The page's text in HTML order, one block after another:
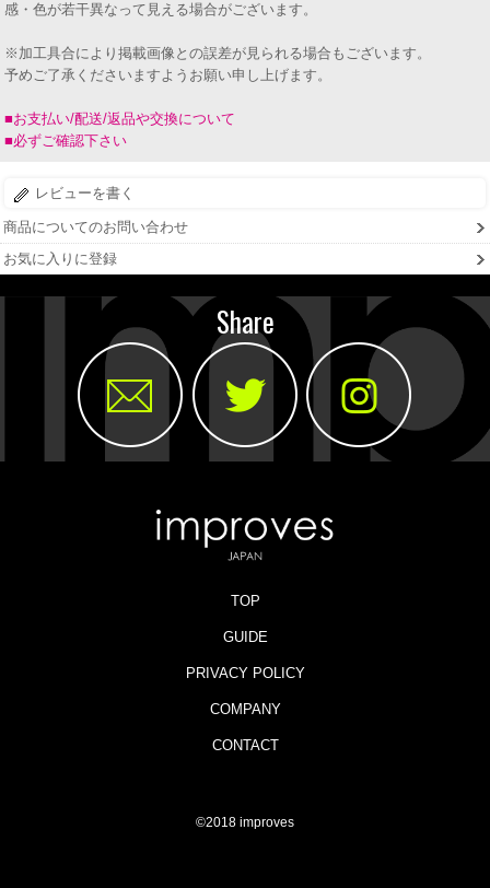
感・色が若干異なって見える場合がございます。
※加工具合により掲載画像との誤差が見られる場合もございます。
予めご了承くださいますようお願い申し上げます。
■お支払い/配送/返品や交換について
■必ずご確認下さい
レビューを書く
商品についてのお問い合わせ
お気に入りに登録
Share
TOP
GUIDE
PRIVACY POLICY
COMPANY
CONTACT
©2018 improves